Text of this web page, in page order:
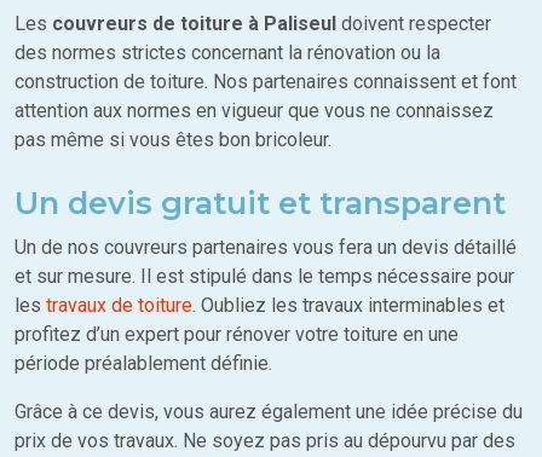
Les couvreurs de toiture à Paliseul doivent respecter
des normes strictes concernant la rénovation ou la
construction de toiture. Nos partenaires connaissent et font
attention aux normes en vigueur que vous ne connaissez
pas même si vous êtes bon bricoleur.
Un devis gratuit et transparent
Un de nos couvreurs partenaires vous fera un devis détaillé
et sur mesure. Il est stipulé dans le temps nécessaire pour
les travaux de toiture. Oubliez les travaux interminables et
profitez d’un expert pour rénover votre toiture en une
période préalablement définie.
Grâce à ce devis, vous aurez également une idée précise du
prix de vos travaux. Ne soyez pas pris au dépourvu par des